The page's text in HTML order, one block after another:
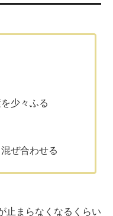
少々ふる
ぜ合わせる
止まらなくなるくらい